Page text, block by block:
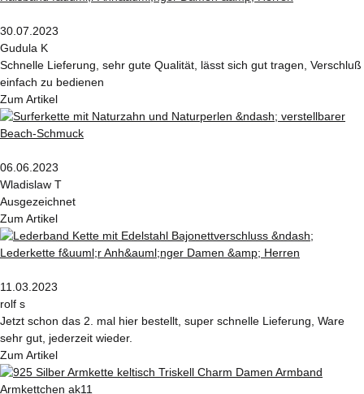
30.07.2023
Gudula K
Schnelle Lieferung, sehr gute Qualität, lässt sich gut tragen, Verschluß
einfach zu bedienen
Zum Artikel
06.06.2023
Wladislaw T
Ausgezeichnet
Zum Artikel
11.03.2023
rolf s
Jetzt schon das 2. mal hier bestellt, super schnelle Lieferung, Ware
sehr gut, jederzeit wieder.
Zum Artikel